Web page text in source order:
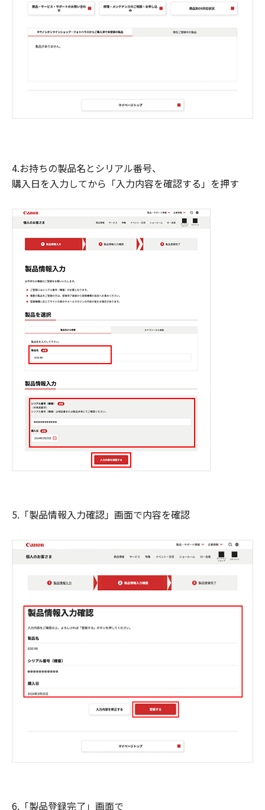
4.お持ちの製品名とシリアル番号、
購入日を入力してから「入力内容を確認する」を押す
5.「製品情報入力確認」画面で内容を確認
6.「製品登録完了」画面で